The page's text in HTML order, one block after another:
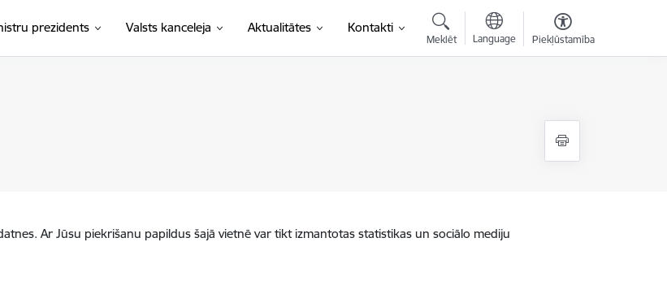
prezidents Valsts kanceleja Aktualitātes Kontakti
Meklēt Language Piekļūstamība
Ar Jūsu piekrišanu papildus šajā vietnē var tikt izmantotas statistikas un sociālo mediju